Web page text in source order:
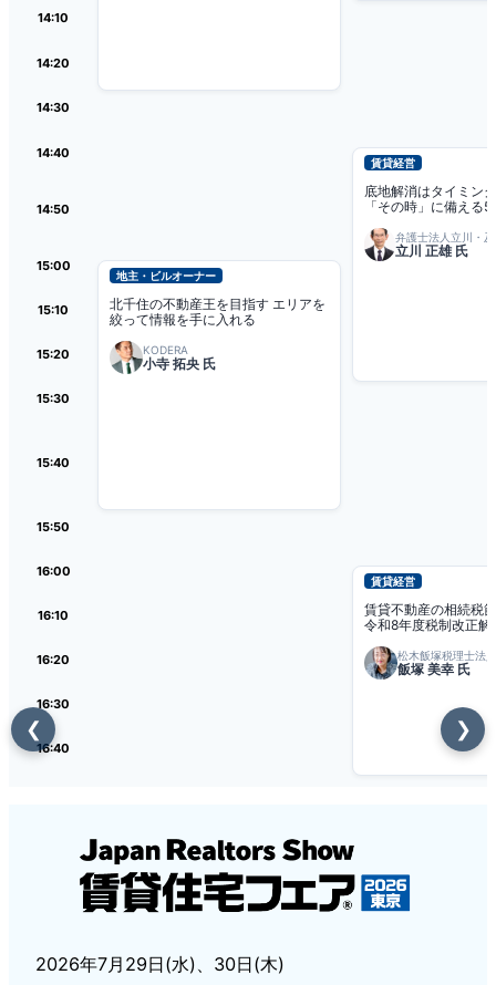
❮ ❯
14:10
14:20
14:30
14:40
賃貸経営
底地解消はタイミ
「その時」に備える
弁護士法人立川・
務所
立川 正雄 氏
14:50
15:00
地主・ビルオーナー
北千住の不動産王を目指す エリアを
絞って情報を手に入れる
KODERA
小寺 拓央 氏
15:10
15:20
15:30
15:40
15:50
16:00
賃貸経営
賃貸不動産の相続税
令和8年度税制改正解
松木飯塚税理士法人
飯塚 美幸 氏
16:10
16:20
16:30
16:40
2026年7月29日(水)、30日(木)